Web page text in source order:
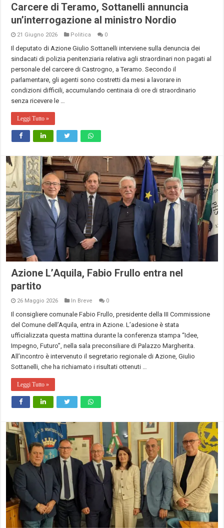
Carcere di Teramo, Sottanelli annuncia
un’interrogazione al ministro Nordio
21 Giugno 2026 Politica 0
Il deputato di Azione Giulio Sottanelli interviene sulla denuncia dei
sindacati di polizia penitenziaria relativa agli straordinari non pagati al
personale del carcere di Castrogno, a Teramo. Secondo il
parlamentare, gli agenti sono costretti da mesi a lavorare in
condizioni difficili, accumulando centinaia di ore di straordinario
senza ricevere le …
Leggi Tutto »
Azione L’Aquila, Fabio Frullo entra nel
partito
26 Maggio 2026 In Breve 0
Il consigliere comunale Fabio Frullo, presidente della III Commissione
del Comune dell’Aquila, entra in Azione. L’adesione è stata
ufficializzata questa mattina durante la conferenza stampa “Idee,
Impegno, Futuro”, nella sala preconsiliare di Palazzo Margherita.
All’incontro è intervenuto il segretario regionale di Azione, Giulio
Sottanelli, che ha richiamato i risultati ottenuti …
Leggi Tutto »